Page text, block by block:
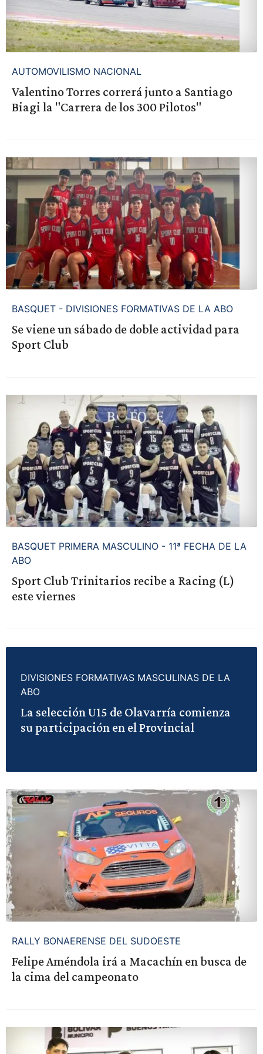
AUTOMOVILISMO NACIONAL
Valentino Torres correrá junto a Santiago
Biagi la "Carrera de los 300 Pilotos"
BASQUET - DIVISIONES FORMATIVAS DE LA ABO
Se viene un sábado de doble actividad para
Sport Club
BASQUET PRIMERA MASCULINO - 11ª FECHA DE LA
ABO
Sport Club Trinitarios recibe a Racing (L)
este viernes
DIVISIONES FORMATIVAS MASCULINAS DE LA
ABO
La selección U15 de Olavarría comienza
su participación en el Provincial
RALLY BONAERENSE DEL SUDOESTE
Felipe Améndola irá a Macachín en busca de
la cima del campeonato